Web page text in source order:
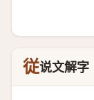
従说文解字